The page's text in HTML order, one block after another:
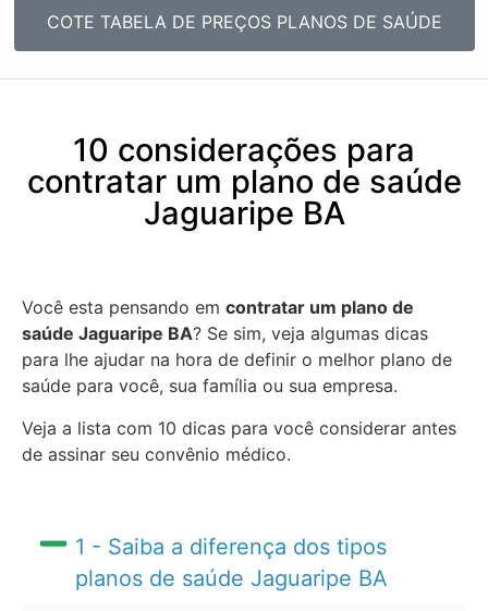
COTE TABELA DE PREÇOS PLANOS DE SAÚDE
10 considerações para
contratar um plano de saúde
Jaguaripe BA
Você esta pensando em contratar um plano de
saúde Jaguaripe BA? Se sim, veja algumas dicas
para lhe ajudar na hora de definir o melhor plano de
saúde para você, sua família ou sua empresa.
Veja a lista com 10 dicas para você considerar antes
de assinar seu convênio médico.
1 - Saiba a diferença dos tipos
planos de saúde Jaguaripe BA